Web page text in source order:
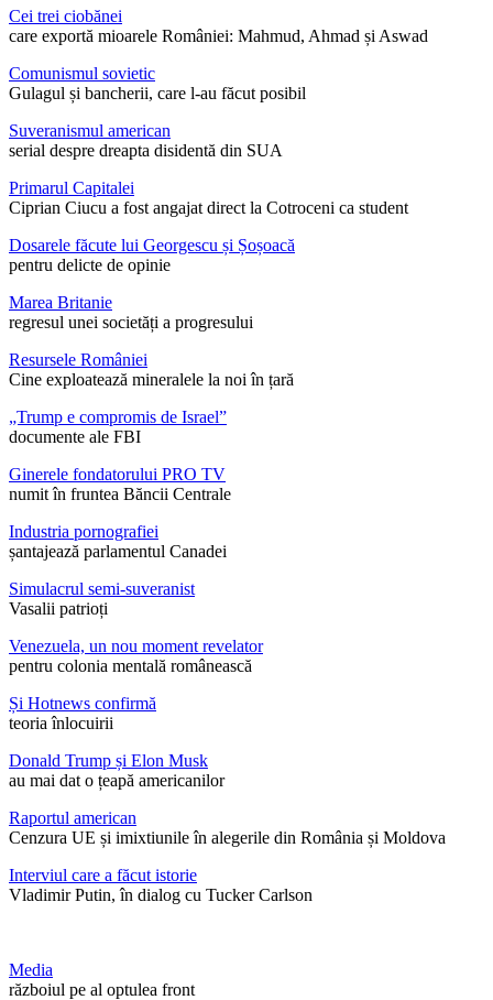
Cei trei ciobănei
care exportă mioarele României: Mahmud, Ahmad și Aswad
Comunismul sovietic
Gulagul și bancherii, care l-au făcut posibil
Suveranismul american
serial despre dreapta disidentă din SUA
Primarul Capitalei
Ciprian Ciucu a fost angajat direct la Cotroceni ca student
Dosarele făcute lui Georgescu și Șoșoacă
pentru delicte de opinie
Marea Britanie
regresul unei societăți a progresului
Resursele României
Cine exploatează mineralele la noi în țară
„Trump e compromis de Israel”
documente ale FBI
Ginerele fondatorului PRO TV
numit în fruntea Băncii Centrale
Industria pornografiei
șantajează parlamentul Canadei
Simulacrul semi-suveranist
Vasalii patrioți
Venezuela, un nou moment revelator
pentru colonia mentală românească
Și Hotnews confirmă
teoria înlocuirii
Donald Trump și Elon Musk
au mai dat o țeapă americanilor
Raportul american
Cenzura UE și imixtiunile în alegerile din România și Moldova
Interviul care a făcut istorie
Vladimir Putin, în dialog cu Tucker Carlson
Media
războiul pe al optulea front